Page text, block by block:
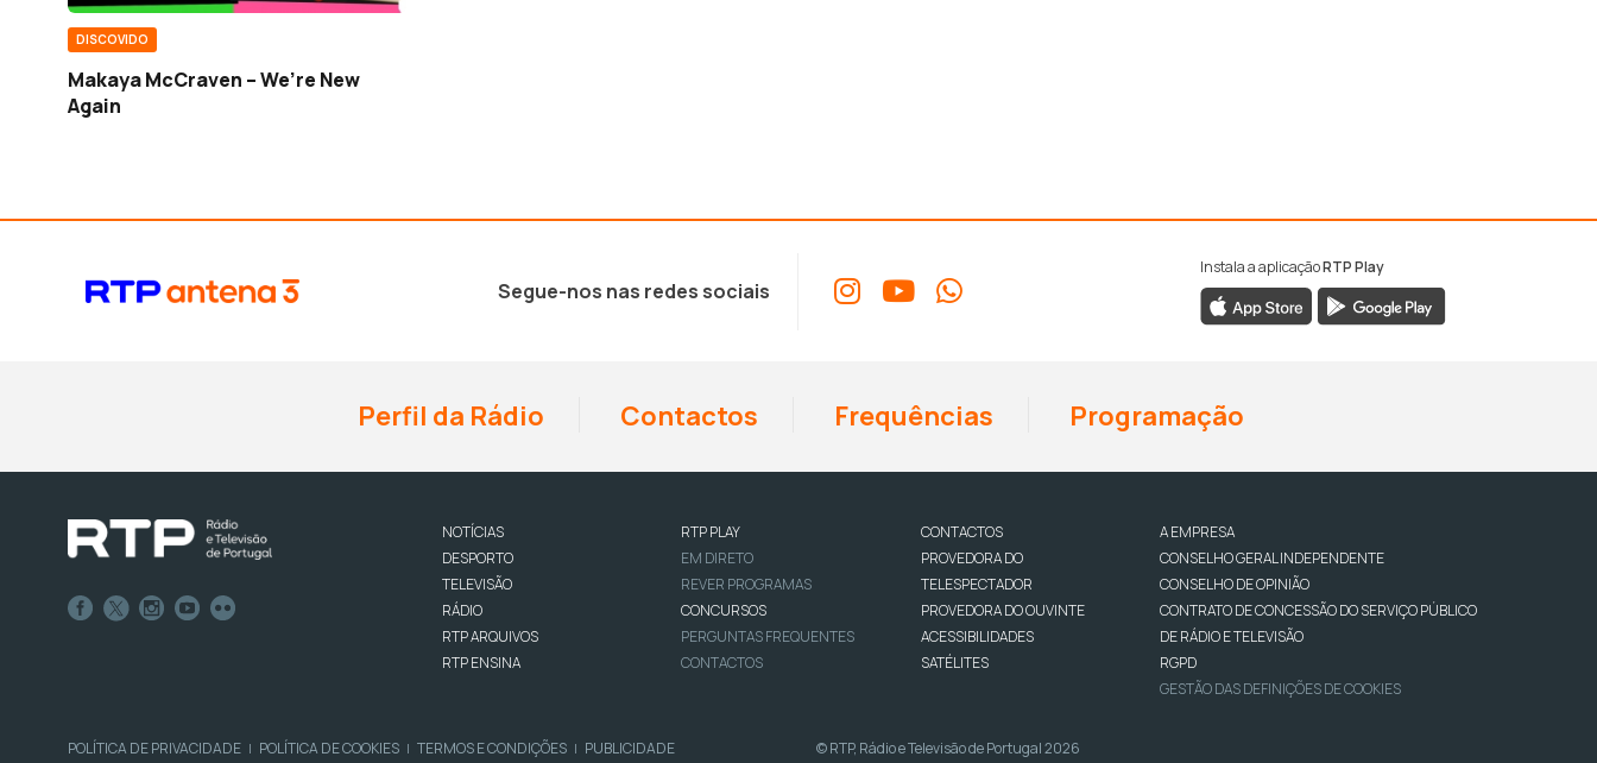
DISCOVIDO
Makaya McCraven – We’re New
Again
Segue-nos nas redes sociais
Instala a aplicaçãoRTP Play
Perfil da Rádio Contactos Frequências Programação
NOTÍCIAS
DESPORTO
TELEVISÃO
RÁDIO
RTP ARQUIVOS
RTP ENSINA
RTP PLAY
EM DIRETO
REVER PROGRAMAS
CONCURSOS
PERGUNTAS FREQUENTES
CONTACTOS
CONTACTOS
PROVEDORA DO
TELESPECTADOR
PROVEDORA DO OUVINTE
ACESSIBILIDADES
SATÉLITES
A EMPRESA
CONSELHO GERAL INDEPENDENTE
CONSELHO DE OPINIÃO
CONTRATO DE CONCESSÃO DO SERVIÇO PÚBLICO
DE RÁDIO E TELEVISÃO
RGPD
GESTÃO DAS DEFINIÇÕES DE COOKIES
POLÍTICA DE PRIVACIDADE | POLÍTICA DE COOKIES | TERMOS E CONDIÇÕES | PUBLICIDADE © RTP, Rádio e Televisão de Portugal 2026